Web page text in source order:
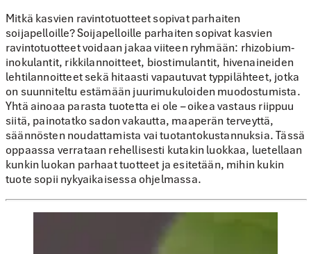
Mitkä kasvien ravintotuotteet sopivat parhaiten
soijapelloille? Soijapelloille parhaiten sopivat kasvien
ravintotuotteet voidaan jakaa viiteen ryhmään: rhizobium-
inokulantit, rikkilannoitteet, biostimulantit, hivenaineiden
lehtilannoitteetsekä hitaasti vapautuvat typpilähteet, jotka
on suunniteltu estämään juurimukuloiden muodostumista.
Yhtä ainoaa parasta tuotetta ei ole – oikea vastaus riippuu
siitä, painotatko sadon vakautta, maaperän terveyttä,
säännösten noudattamista vai tuotantokustannuksia. Tässä
oppaassa verrataan rehellisesti kutakin luokkaa, luetellaan
kunkin luokan parhaat tuotteet ja esitetään, mihin kukin
tuote sopii nykyaikaisessa ohjelmassa.